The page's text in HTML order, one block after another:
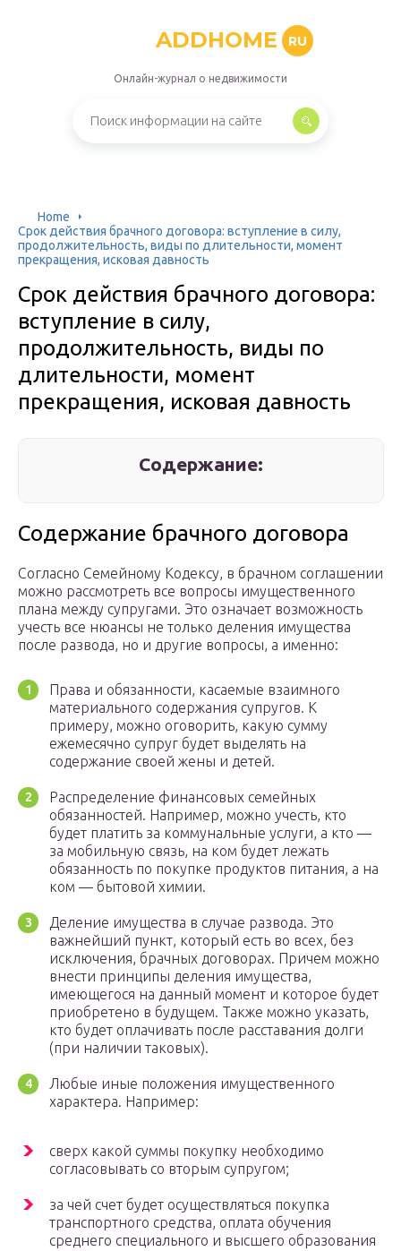
ADDHOME RU
Онлайн-журнал о недвижимости
Home
Срок действия брачного договора: вступление в силу,
продолжительность, виды по длительности, момент
прекращения, исковая давность
Срок действия брачного договора:
вступление в силу,
продолжительность, виды по
длительности, момент
прекращения, исковая давность
Содержание:
Содержание брачного договора
Согласно Семейному Кодексу, в брачном соглашении
можно рассмотреть все вопросы имущественного
плана между супругами. Это означает возможность
учесть все нюансы не только деления имущества
после развода, но и другие вопросы, а именно:
Права и обязанности, касаемые взаимного
материального содержания супругов. К
примеру, можно оговорить, какую сумму
ежемесячно супруг будет выделять на
содержание своей жены и детей.
Распределение финансовых семейных
обязанностей. Например, можно учесть, кто
будет платить за коммунальные услуги, а кто —
за мобильную связь, на ком будет лежать
обязанность по покупке продуктов питания, а на
ком — бытовой химии.
Деление имущества в случае развода. Это
важнейший пункт, который есть во всех, без
исключения, брачных договорах. Причем можно
внести принципы деления имущества,
имеющегося на данный момент и которое будет
приобретено в будущем. Также можно указать,
кто будет оплачивать после расставания долги
(при наличии таковых).
Любые иные положения имущественного
характера. Например:
сверх какой суммы покупку необходимо
согласовывать со вторым супругом;
за чей счет будет осуществляться покупка
транспортного средства, оплата обучения
среднего специального и высшего образования